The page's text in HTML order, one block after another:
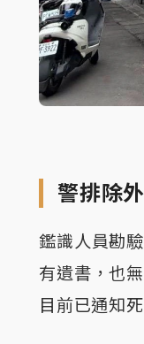
警排除
鑑識人員勘
有遺書，也
目前已通知